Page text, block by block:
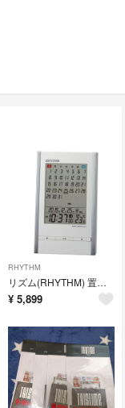
RHYTHM
リズム(RHYTHM) 置き時計
¥ 5,899